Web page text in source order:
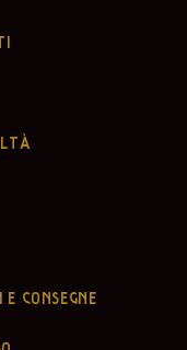
E CONSEGNE